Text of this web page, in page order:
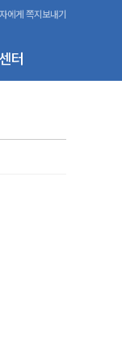
터
에게 쪽지보내기